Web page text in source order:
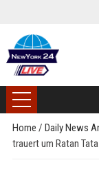
Home / Daily News
trauert um Ratan Tata